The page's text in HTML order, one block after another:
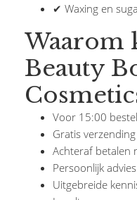
✔ Waxing en
Waarom
Beauty
Voor 15:00
Gratis
Achteraf betalen
Persoonlijk
Uitgebreide